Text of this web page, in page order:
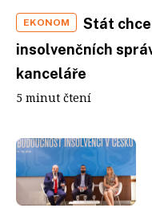
EKONOM
Stát
insolvenčních
kanceláře
5 minut čtení